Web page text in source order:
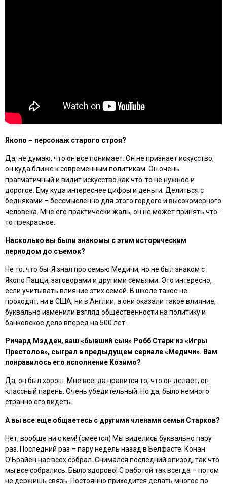
Якопо – персонаж старого строя?
Да, не думаю, что он все понимает. Он не признает искусство,
он куда ближе к современным политикам. Он очень
прагматичный и видит искусство как что-то не нужное и
дорогое. Ему куда интереснее цифры и деньги. Делиться с
бедняками – бессмысленно для этого гордого и высокомерного
человека. Мне его практически жаль, он не может принять что-
то прекрасное.
Насколько вы были знакомы с этим историческим
периодом до съемок?
Не то, что бы. Я знал про семью Медичи, но не был знаком с
Якопо Пацци, заговорами и другими семьями. Это интересно,
если учитывать влияние этих семей. В школе такое не
проходят, ни в США, ни в Англии, а они оказали такое влияние,
буквально изменили взгляд общественности на политику и
банковское дело вперед на 500 лет.
Ричард Мэдден, ваш «бывший сын» Робб Старк из «Игры
Престолов», сыграл в предыдущем сериале «Медичи». Вам
понравилось его исполнение Козимо?
Да, он был хорош. Мне всегда нравится то, что он делает, он
классный парень. Очень убедительный. Но да, было немного
странно его видеть.
А вы все еще общаетесь с другими членами семьи Старков?
Нет, вообще ни с кем! (смеется) Мы виделись буквально пару
раз. Последний раз – пару недель назад в Белфасте. Конан
О’Брайен нас всех собрал. Снимался последний эпизод, так что
мы все собрались. Было здорово! С работой так всегда – потом
не держишь связь. Постоянно приходится делать многое по